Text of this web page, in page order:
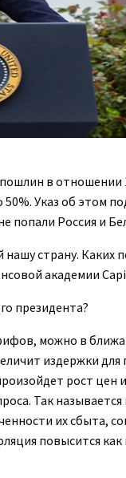
в отношении
Указ об этом
попали Россия и
страну. Каких
академии
президента?
можно в
издержки
рост цен
Так
их сбыта,
повысится